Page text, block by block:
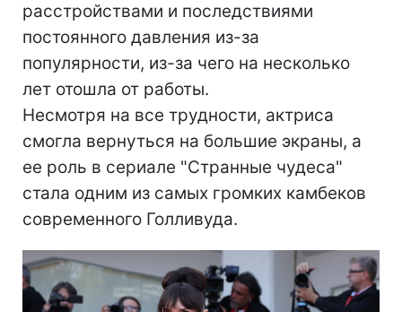
расстройствами и последствиями
постоянного давления из-за
популярности, из-за чего на несколько
лет отошла от работы.
Несмотря на все трудности, актриса
смогла вернуться на большие экраны, а
ее роль в сериале "Странные чудеса"
стала одним из самых громких камбеков
современного Голливуда.